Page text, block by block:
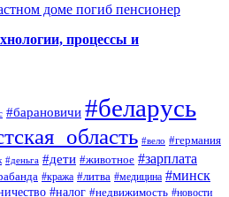
доме погиб пенсионер
процессы и
#барановичи #беларусь
#вело #германия
#деньга #дети #животное #зарплата
#кража #литва #медицина #минск
#налог #недвижимость #новости